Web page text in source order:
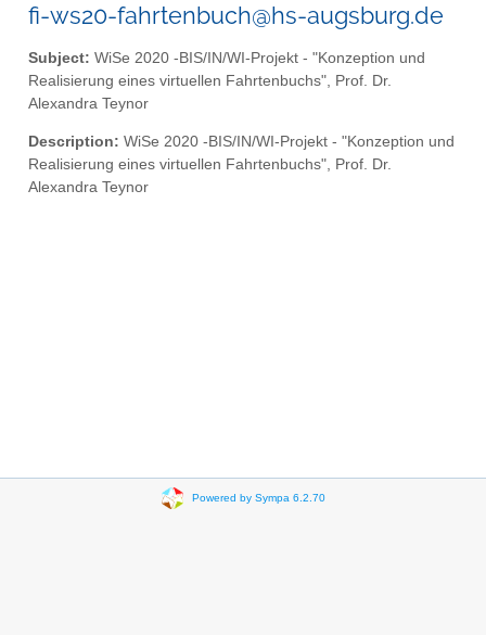
fi-ws20-fahrtenbuch@hs-augsburg.de
Subject: WiSe 2020 -BIS/IN/WI-Projekt - "Konzeption und
Realisierung eines virtuellen Fahrtenbuchs", Prof. Dr.
Alexandra Teynor
Description: WiSe 2020 -BIS/IN/WI-Projekt - "Konzeption und
Realisierung eines virtuellen Fahrtenbuchs", Prof. Dr.
Alexandra Teynor
Powered by Sympa 6.2.70